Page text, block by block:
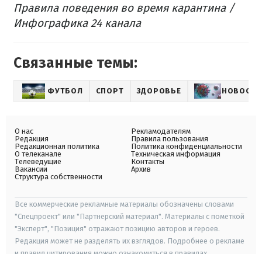
Правила поведения во время карантина /
Инфографика 24 канала
Связанные темы:
ФУТБОЛ СПОРТ ЗДОРОВЬЕ
О нас
Редакция
Редакционная политика
О телеканале
Телеведущие
Вакансии
Структура собственности
Рекламодателям
Правила пользования
Политика конфиденциальности
Техническая информация
Контакты
Архив
Все коммерческие рекламные материалы обозначены словами
"Спецпроект" или "Партнерский материал". Материалы с пометкой
"Эксперт", "Позиция" отражают позицию авторов и героев.
Редакция может не разделять их взглядов. Подробнее о рекламе